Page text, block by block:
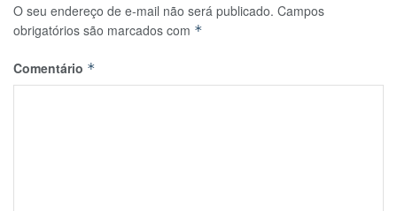
O seu endereço de e-mail não será publicado. Campos
obrigatórios são marcados com *
Comentário *